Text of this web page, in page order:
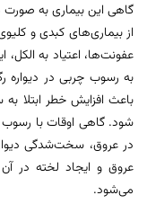
گاهی این بیماری به صورت
از بیماری‌های کبدی و
عفونت‌ها، اعتیاد به
به رسوب چربی در دیواره
باعث افزایش خطر ابتلا
شود. گاهی اوقات با
در عروق، سخت‌شدگی
عروق و ایجاد لخته در
می‌شود.